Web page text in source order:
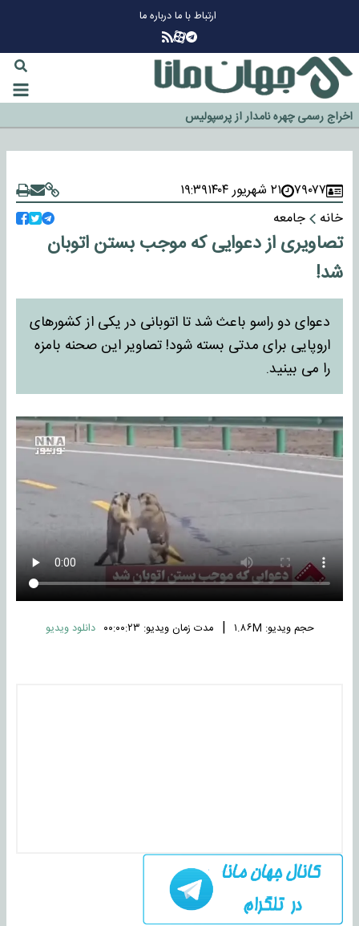
ارتباط با مادرباره ما
گزینه جدایی اوسمار روی میز مدیران پرسپولیس
آیا رئیس جمهور آمریکا قانون را دور می‌زند؟
اخراج رسمی چهره نامدار از پرسپولیس
سازمان اطلاعات سپاه: پروژه دولت ترامپ برای مهار چین، روسیه و اروپا شکست
۷۹۰۷۷ ۲۱ شهریور ۱۴۰۴
۱۹:۳۹
خانه
جامعه
تصاویری از دعوایی که موجب بستن اتوبان
شد!
دعوای دو راسو باعث شد تا اتوبانی در یکی از کشورهای
اروپایی برای مدتی بسته شود! تصاویر این صحنه بامزه
را می بینید.
حجم ویدیو: ۱.۸۶M | مدت زمان ویدیو: ۰۰:۰۰:۲۳ دانلود ویدیو